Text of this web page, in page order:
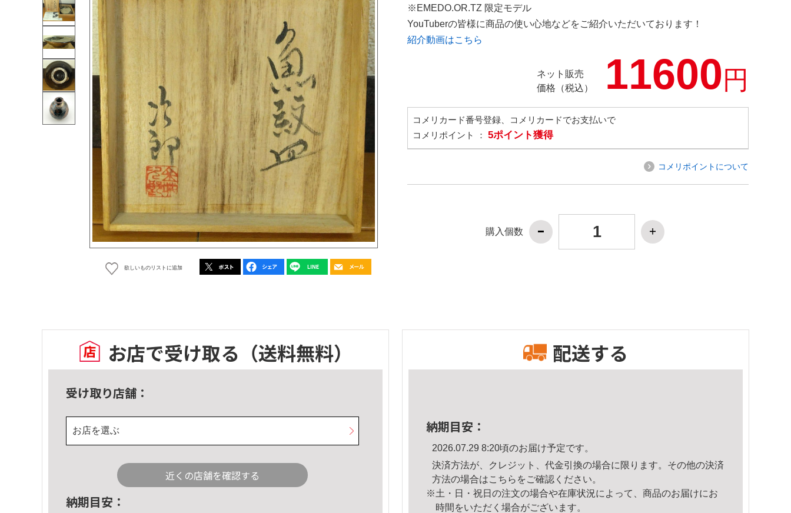
欲しいものリストに追加
※EMEDO.OR.TZ 限定モデル
YouTuberの皆様に商品の使い心地などをご紹介いただいております！
紹介動画はこちら
ネット販売
価格（税込）
11600円
コメリカード番号登録、コメリカードでお支払いで
コメリポイント ： 5ポイント獲得
コメリポイントについて
購入個数
お店で受け取る （送料無料）
受け取り店舗：
お店を選ぶ
近くの店舗を確認する
納期目安：
配送する
納期目安：
2026.07.29 8:20頃のお届け予定です。
決済方法が、クレジット、代金引換の場合に限ります。その他の決済
方法の場合はこちら をご確認ください。
※土・日・祝日の注文の場合や在庫状況によって、商品のお届けにお
時間をいただく場合がございます。